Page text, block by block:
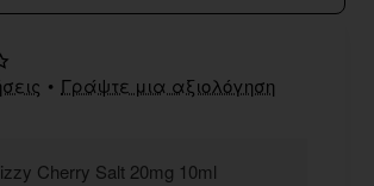
Cherry Salt 20mg 10ml
• Γράψτε μια αξιολόγηση